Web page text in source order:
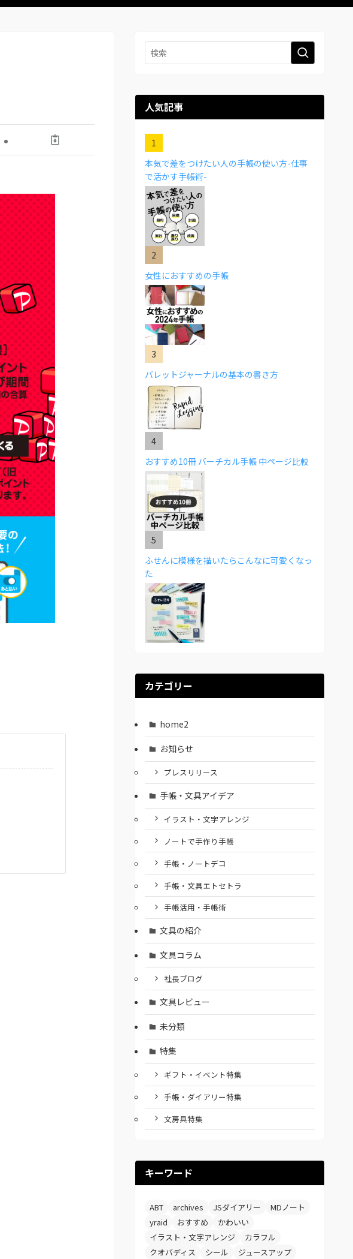
人気記事
本気で差をつけたい人の手帳の使い方-仕事
で活かす手帳術-
女性におすすめの手帳
バレットジャーナルの基本の書き方
おすすめ10冊 バーチカル手帳 中ページ比較
ふせんに模様を描いたらこんなに可愛くなっ
た
カテゴリー
home2
お知らせ
プレスリリース
手帳・文具アイデア
イラスト・文字アレンジ
ノートで手作り手帳
手帳・ノートデコ
手帳・文具エトセトラ
手帳活用・手帳術
文具の紹介
文具コラム
社長ブログ
文具レビュー
未分類
特集
ギフト・イベント特集
手帳・ダイアリー特集
文房具特集
キーワード
ABT archives JSダイアリー
MDノート
yraid
おすすめ
かわいい
イラスト・文字アレンジ
カラフル
クオバディス
シール
ジュースアップ